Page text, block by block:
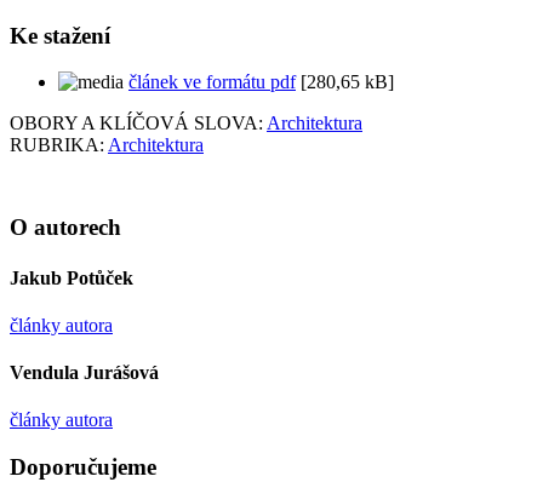
Ke stažení
článek ve formátu pdf[280,65 kB]
OBORY A KLÍČOVÁ SLOVA: Architektura
RUBRIKA: Architektura
O autorech
Jakub Potůček
články autora
Vendula Jurášová
články autora
Doporučujeme